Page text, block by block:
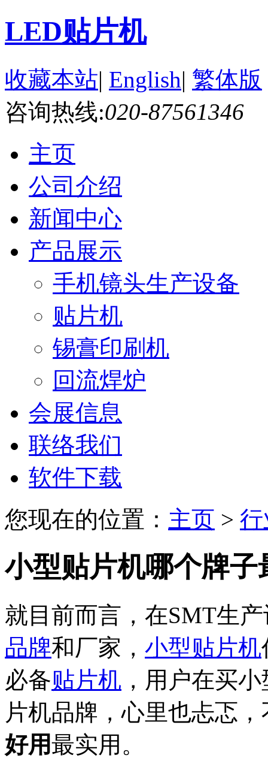
LED贴片机
收藏本站| English| 繁体版
咨询热线:020-87561346
主页
公司介绍
新闻中心
产品展示
手机镜头生产设备
贴片机
锡膏印刷机
回流焊炉
会展信息
联络我们
软件下载
您现在的位置： 主页 >
小型贴片机哪个牌子
就目前而言，在SMT生
品牌和厂家， 小型贴片机
必备贴片机 ，用户在买
片机品牌，心里也忐忑
好用最实用。